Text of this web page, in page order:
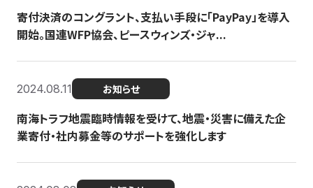
寄付決済のコングラント、支払い手段に「PayPay」を導入
開始。国連WFP協会、ピースウィンズ・ジャ...
2024.08.11 お知らせ
南海トラフ地震臨時情報を受けて、地震・災害に備えた企
業寄付・社内募金等のサポートを強化します